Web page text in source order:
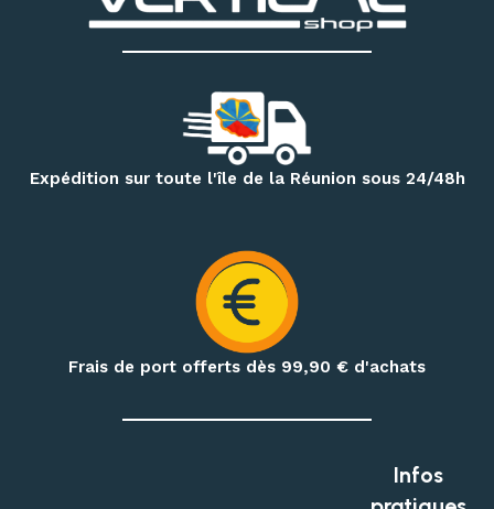
descendeurs, systèmes d’assurage, casques, sacs
techniques et accessoires. Notre magasin dispose
modèles de chaussons selon votre pratique et la forme de
votre pied.
Pour vos randonnées à Mafate, Cilaos, Salazie, au volcan ou
d’hydratation et produits de nutrition outdoor
Préparez également vos treks et nuits en pleine nature
avec notre matériel de bivouac :réchauds, cartouches de
gaz à visser, popotes, couverts, hamacs, moustiquaires,
livraison de votre matériel d’escalade, de canyoning, de
Expédition sur toute l'île de la Réunion sous 24/48h
Frais de port offerts dès 99,90 € d'achats
Infos